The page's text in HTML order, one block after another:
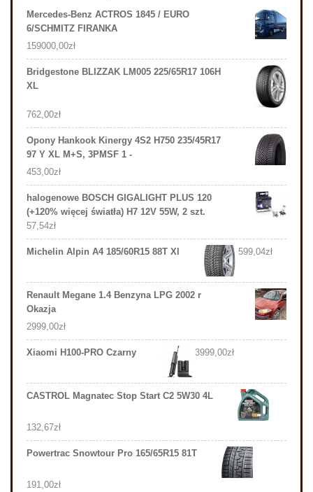
Mercedes-Benz ACTROS 1845 / EURO
6/SCHMITZ FIRANKA
159000,00zł
Bridgestone BLIZZAK LM005 225/65R17 106H
XL
762,00zł
Opony Hankook Kinergy 4S2 H750 235/45R17
97 Y XL M+S, 3PMSF 1 -
453,00zł
halogenowe BOSCH GIGALIGHT PLUS 120
(+120% więcej światła) H7 12V 55W, 2 szt.
57,54zł
Michelin Alpin A4 185/60R15 88T Xl 599,04zł
Renault Megane 1.4 Benzyna LPG 2002 r
Okazja
2999,00zł
Xiaomi H100-PRO Czarny 3999,00zł
CASTROL Magnatec Stop Start C2 5W30 4L
132,67zł
Powertrac Snowtour Pro 165/65R15 81T
191,00zł